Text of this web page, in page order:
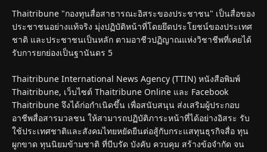
Thaitribune "กองทุนสื่อสาธารณะอิสระของประชาชน" เป็นสื่อของ
ประชาชนอย่างแท้จริง มุ่งปฏิบัติหน้าที่โดยยึดประโยชน์ของประเทศ
ชาติ และประชาชนเป็นหลัก ตามอาชีวปฏิญาณแห่งวิชาชีพที่เคยได้
รับการยกย่องเป็นฐานันดร 5
Thaitribune International News Agency (TTIN) หนังสือพิมพ์
Thaitribune, เว็บไซต์ Thaitribune Online และ Facebook
Thaitribune จึงได้ก่อกำเนิดขึ้น เพื่อสนับสนุน ส่งเสริมผู้ประกอบ
อาชีพสื่อสารมวลชน ให้สามารถปฏิบัติภาระหน้าที่ได้อย่างอิสระ รับ
ใช้ประเทศชาติและสังคมไทยหยัดยืนต่อสู้กับกระแสทุนธุรกิจสื่อ ทุน
ผูกขาด ทุนนิยมข้ามชาติ ที่บีบรัด บังคับ ควบคุม สร้างข้อจำกัด จน